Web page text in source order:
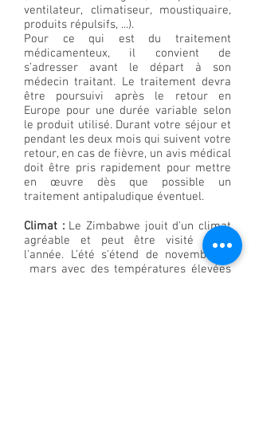
ventilateur, climatiseur, moustiquaire,
produits répulsifs, ...).
Pour ce qui est du traitement
médicamenteux, il convient de
s’adresser avant le départ à son
médecin traitant. Le traitement devra
être poursuivi après le retour en
Europe pour une durée variable selon
le produit utilisé. Durant votre séjour et
pendant les deux mois qui suivent votre
retour, en cas de fièvre, un avis médical
doit être pris rapidement pour mettre
en œuvre dès que possible un
traitement antipaludique éventuel.
Climat :Le Zimbabwe jouit d'un climat
agréable et peut être visité toute
l'année. L’été s'étend de novembre à
mars avec des températures élevées